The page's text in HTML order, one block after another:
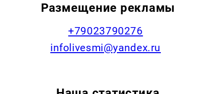
Размещение рекламы
+79023790276
infolivesmi@yandex.ru